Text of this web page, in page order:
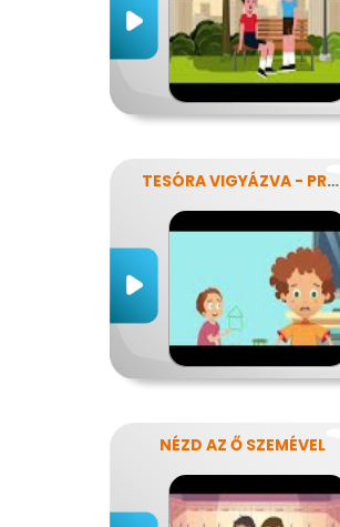
TESÓRA VIGYÁZVA - PRÓBÁLD MEGOLDANI!
NÉZD AZ Ő SZEMÉVEL